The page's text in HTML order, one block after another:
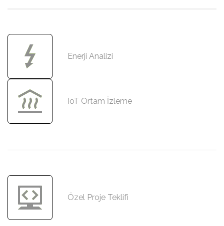
Enerji Analizi
Enerji Analizi
IoT Ortam İzleme
IoT Ortam İzleme
Özel Proje Teklifi
Özel Proje Teklifi